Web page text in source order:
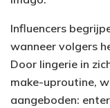
Influencers
wanneer volgers
Door lingerie in
make-uproutine,
aangeboden: